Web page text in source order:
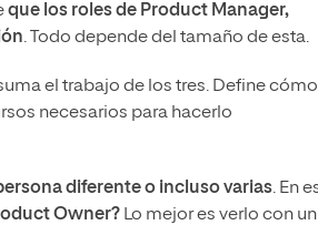
que los roles de Product Manager,
. Todo depende del tamaño de esta.
el trabajo de los tres. Define cómo
necesarios para hacerlo
diferente o incluso varias. En
Owner? Lo mejor es verlo con un